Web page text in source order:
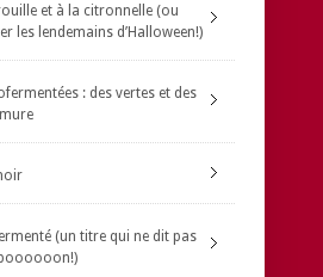
et à la citronnelle (ou
les lendemains d’Halloween!)
: des vertes et des
(un titre qui ne dit pas